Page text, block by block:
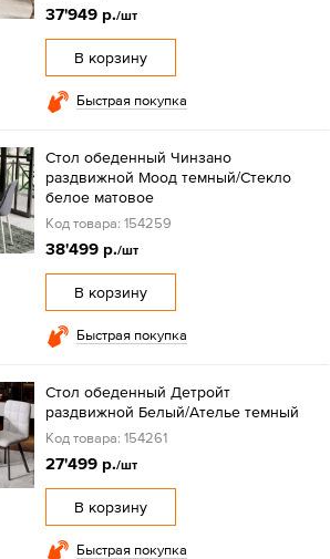
37'949 р./шт
В корзину
Быстрая покупка
Стол обеденный Чинзано
раздвижной Моод темный/Стекло
белое матовое
Код товара: 154259
38'499 р./шт
В корзину
Быстрая покупка
Стол обеденный Детройт
раздвижной Белый/Ателье темный
Код товара: 154261
27'499 р./шт
В корзину
Быстрая покупка